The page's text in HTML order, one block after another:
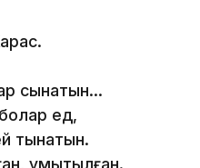
сынатын…
ед,
тынатын.
ұмытылған.